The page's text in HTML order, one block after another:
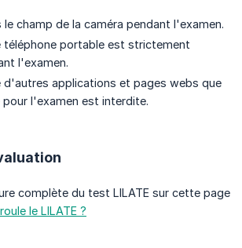
champ de la caméra pendant l'examen.
téléphone portable est strictement
l'examen.
d'autres applications et pages webs que
pour l'examen est interdite.
complète du test LILATE sur cette page
le LILATE ?